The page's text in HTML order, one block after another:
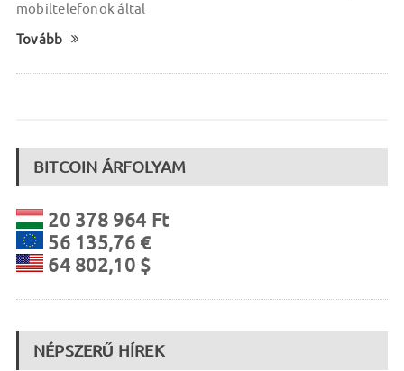
mobiltelefonok által
Tovább
BITCOIN ÁRFOLYAM
20 378 964 Ft
56 135,76 €
64 802,10 $
NÉPSZERŰ HÍREK